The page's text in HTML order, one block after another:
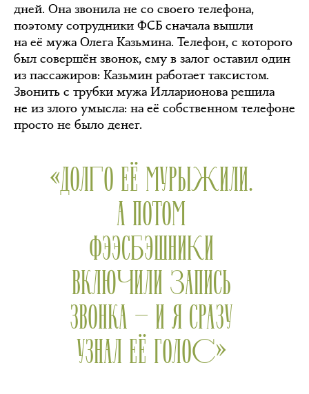
дней. Она звонила не со своего телефона,
поэтому сотрудники ФСБ сначала вышли
на её мужа Олега Казьмина. Телефон, с которого
был совершён звонок, ему в залог оставил один
из пассажиров: Казьмин работает таксистом.
Звонить с трубки мужа Илларионова решила
не из злого умысла: на её собственном телефоне
просто не было денег.
«ДОЛГО ЕЁ МУРЫЖИЛИ.
А ПОТОМ
ФЭЭСБЭШНИКИ
ВКЛЮЧИЛИ ЗАПИСЬ
ЗВОНКА — И Я СРАЗУ
УЗНАЛ ЕЁ ГОЛОС»